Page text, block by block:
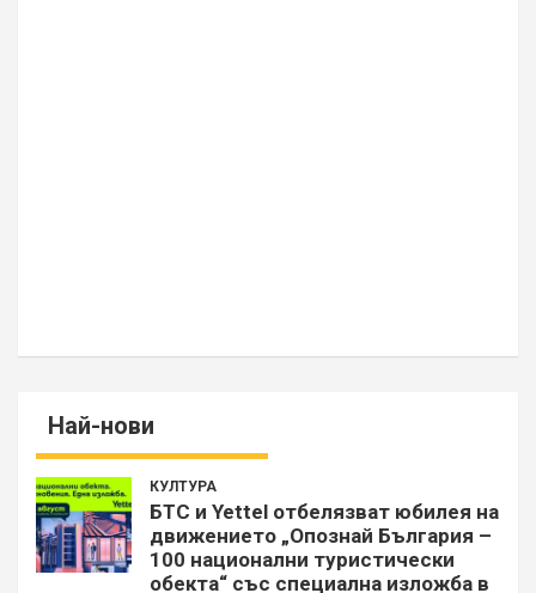
Най-нови
КУЛТУРА
БТС и Yettel отбелязват юбилея на
движението „Опознай България –
100 национални туристически
обекта“ със специална изложба в